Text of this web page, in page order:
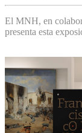
El MNH, en
presenta esta